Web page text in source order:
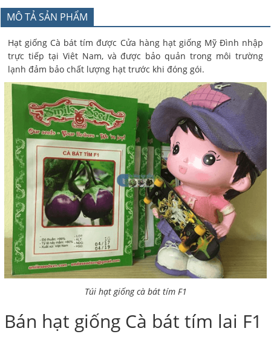
MÔ TẢ SẢN PHẨM
Hạt giống Cà bát tím được Cửa hàng hạt giống Mỹ Đình nhập
trực tiếp tại Viêt Nam, và được bảo quản trong môi trường
lạnh đảm bảo chất lượng hạt trước khi đóng gói.
Túi hạt giống cà bát tím F1
Bán hạt giống Cà bát tím lai F1